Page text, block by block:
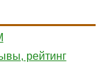
рейтинг